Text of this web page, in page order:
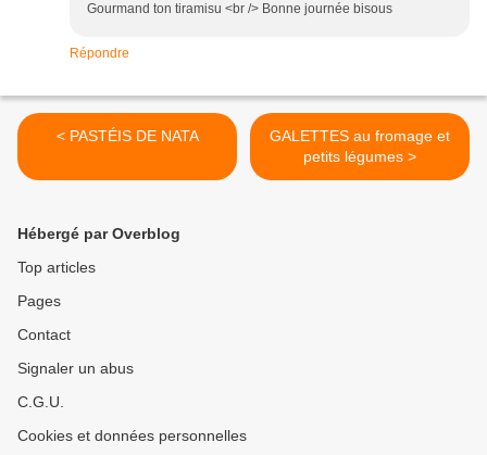
Gourmand ton tiramisu <br /> Bonne journée bisous
Répondre
< PASTÉIS DE NATA
GALETTES au fromage et
petits légumes >
Hébergé par Overblog
Top articles
Pages
Contact
Signaler un abus
C.G.U.
Cookies et données personnelles